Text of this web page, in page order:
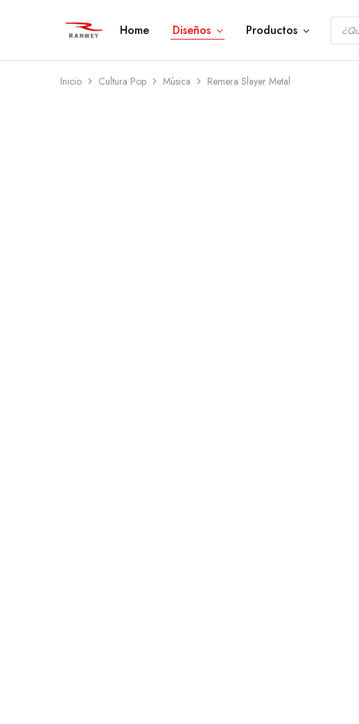
Ranwey
Tu
Tu
Diseño
Tu
Tu
—
Remeras,
Home Diseños Productos
Inicio Cultura Pop Música Remera Slayer Metal